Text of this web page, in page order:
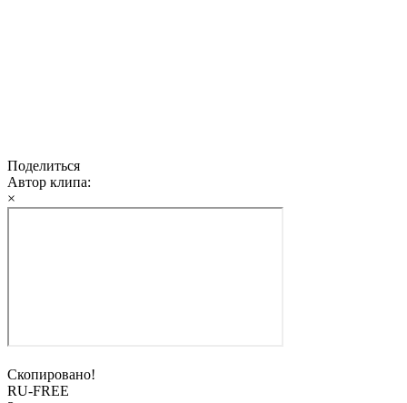
Поделиться
Автор клипа:
×
Скопировано!
RU-FREE